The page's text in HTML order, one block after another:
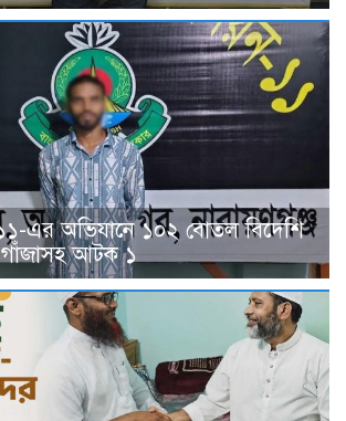
এর অভিযানে ১০২ বোতল বিদেশি
আটক ১